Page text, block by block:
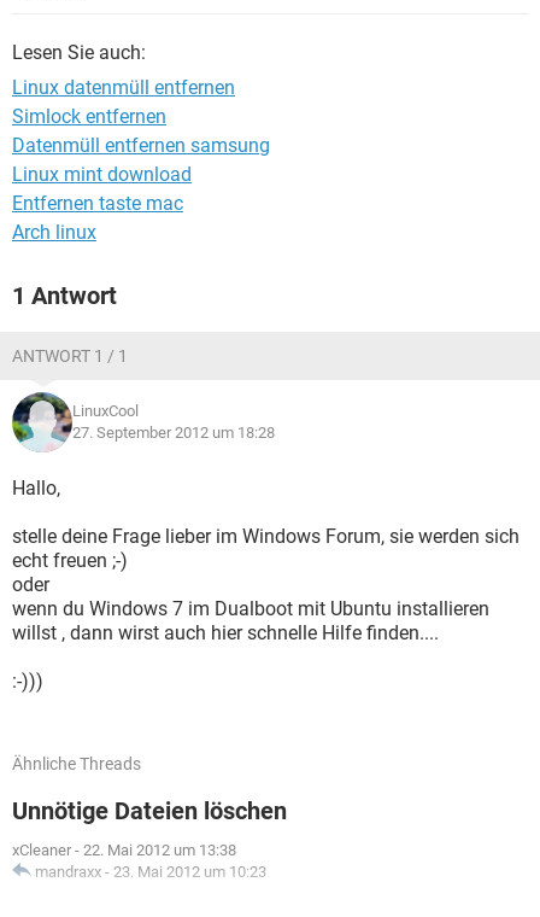
Lesen Sie auch:
Linux datenmüll entfernen
Simlock entfernen
Datenmüll entfernen samsung
Linux mint download
Entfernen taste mac
Arch linux
1 Antwort
ANTWORT 1 / 1
LinuxCool
27. September 2012 um 18:28
Hallo,
stelle deine Frage lieber im Windows Forum, sie werden sich
echt freuen ;-)
oder
wenn du Windows 7 im Dualboot mit Ubuntu installieren
willst , dann wirst auch hier schnelle Hilfe finden....
:-)))
Ähnliche Threads
Unnötige Dateien löschen
xCleaner - 22. Mai 2012 um 13:38
mandraxx - 23. Mai 2012 um 10:23